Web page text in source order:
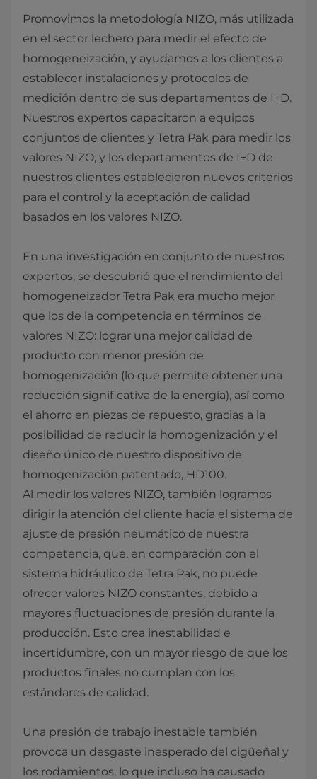
Promovimos la metodología NIZO, más utilizada
en el sector lechero para medir el efecto de
homogeneización, y ayudamos a los clientes a
establecer instalaciones y protocolos de
medición dentro de sus departamentos de I+D.
Nuestros expertos capacitaron a equipos
conjuntos de clientes y Tetra Pak para medir los
valores NIZO, y los departamentos de I+D de
nuestros clientes establecieron nuevos criterios
para el control y la aceptación de calidad
basados en los valores NIZO.
En una investigación en conjunto de nuestros
expertos, se descubrió que el rendimiento del
homogeneizador Tetra Pak era mucho mejor
que los de la competencia en términos de
valores NIZO: lograr una mejor calidad de
producto con menor presión de
homogenización (lo que permite obtener una
reducción significativa de la energía), así como
el ahorro en piezas de repuesto, gracias a la
posibilidad de reducir la homogenización y el
diseño único de nuestro dispositivo de
homogenización patentado, HD100.
Al medir los valores NIZO, también logramos
dirigir la atención del cliente hacia el sistema de
ajuste de presión neumático de nuestra
competencia, que, en comparación con el
sistema hidráulico de Tetra Pak, no puede
ofrecer valores NIZO constantes, debido a
mayores fluctuaciones de presión durante la
producción. Esto crea inestabilidad e
incertidumbre, con un mayor riesgo de que los
productos finales no cumplan con los
estándares de calidad.
Una presión de trabajo inestable también
provoca un desgaste inesperado del cigüeñal y
los rodamientos, lo que incluso ha causado